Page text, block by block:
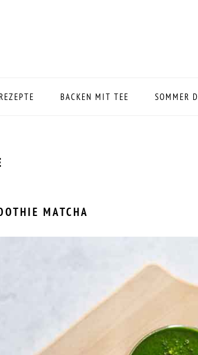
BACKEN MIT TEE SOMMER
MATCHA